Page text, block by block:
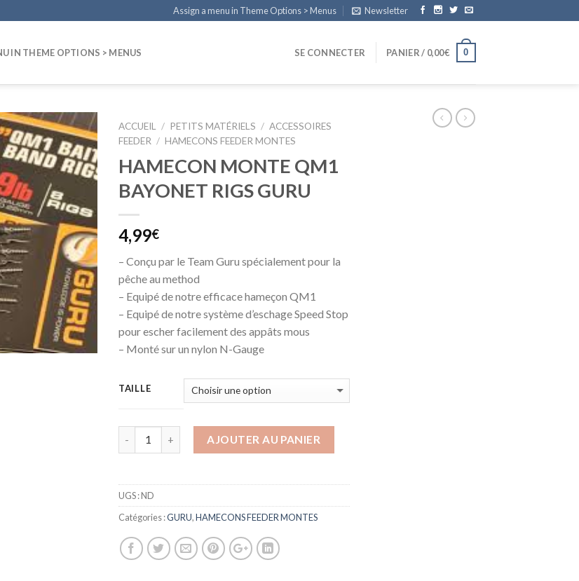
Assign a menu in Theme Options > Menus Newsletter
IN THEME OPTIONS > MENUS SE CONNECTER PANIER / 0,00€ 0
ACCUEIL / PETITS MATÉRIELS / ACCESSOIRES
FEEDER / HAMECONS FEEDER MONTES
HAMECON MONTE QM1
BAYONET RIGS GURU
4,99€
– Conçu par le Team Guru spécialement pour la
pêche au method
– Equipé de notre efficace hameçon QM1
– Equipé de notre système d’eschage Speed Stop
pour escher facilement des appâts mous
– Monté sur un nylon N-Gauge
TAILLE
AJOUTER AU PANIER
UGS :ND
Catégories :GURU,HAMECONS FEEDER MONTES